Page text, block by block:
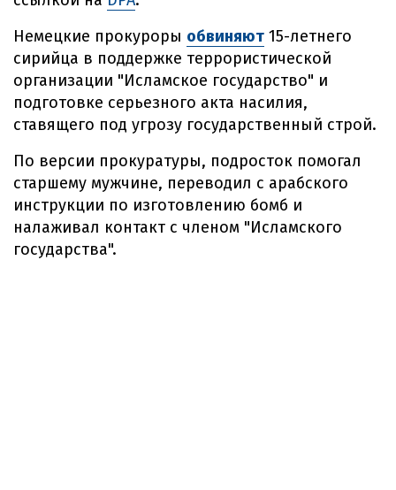
Немецкие прокуроры обвиняют 15-летнего
сирийца в поддержке террористической
организации "Исламское государство" и
подготовке серьезного акта насилия,
ставящего под угрозу государственный строй.
По версии прокуратуры, подросток помогал
старшему мужчине, переводил с арабского
инструкции по изготовлению бомб и
налаживал контакт с членом "Исламского
государства".